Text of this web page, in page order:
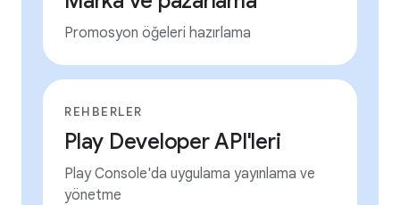
Promosyon öğeleri hazırlama
REHBERLER
Play Developer API'leri
Play Console'da uygulama yayınlama ve
yönetme